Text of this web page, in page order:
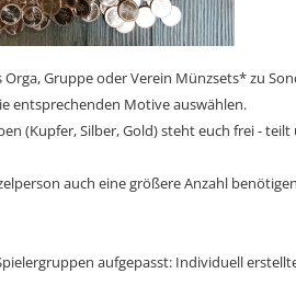
Orga, Gruppe oder Verein Münzsets* zu
entsprechenden Motive auswählen.
(Kupfer, Silber, Gold) steht euch frei -
auch eine größere Anzahl
aufgepasst: Individuell